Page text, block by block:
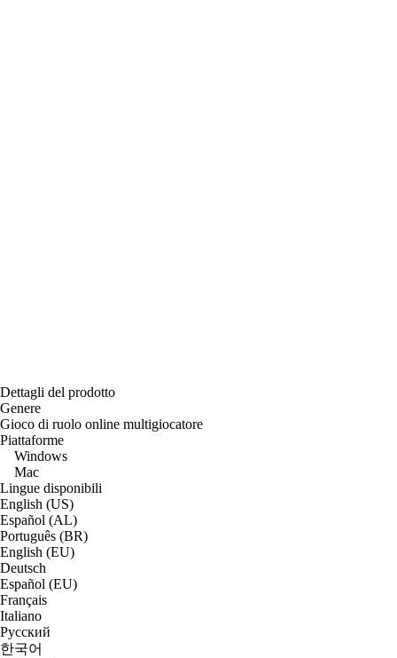
Dettagli del prodotto
Genere
Gioco di ruolo online multigiocatore
Piattaforme
Windows
Mac
Lingue disponibili
English (US)
Español (AL)
Português (BR)
English (EU)
Deutsch
Español (EU)
Français
Italiano
Русский
한국어